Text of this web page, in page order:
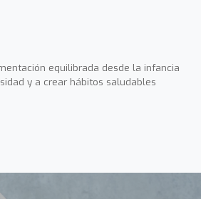
equilibrada desde la infancia
y a crear hábitos saludables